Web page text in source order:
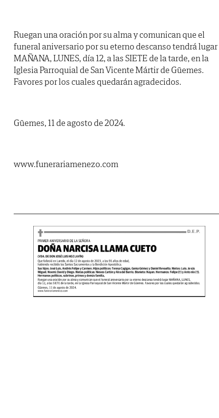
Ruegan una oración por su alma y comunican que el
funeral aniversario por su eterno descanso tendrá lugar
MAÑANA, LUNES, día 12, a las SIETE de la tarde, en la
Iglesia Parroquial de San Vicente Mártir de Güemes.
Favores por los cuales quedarán agradecidos.
Güemes, 11 de agosto de 2024.
www.funerariamenezo.com